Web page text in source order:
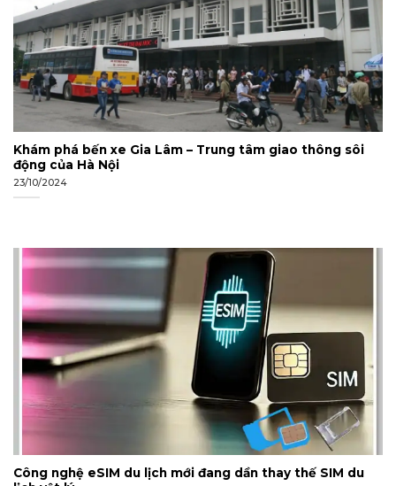
Khám phá bến xe Gia Lâm – Trung tâm giao thông sôi
động của Hà Nội
23/10/2024
Công nghệ eSIM du lịch mới đang dần thay thế SIM du